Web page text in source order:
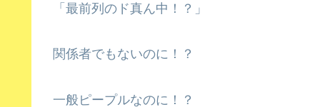
「最前列のド真ん中！？」
関係者でもないのに！？
一般ピープルなのに！？